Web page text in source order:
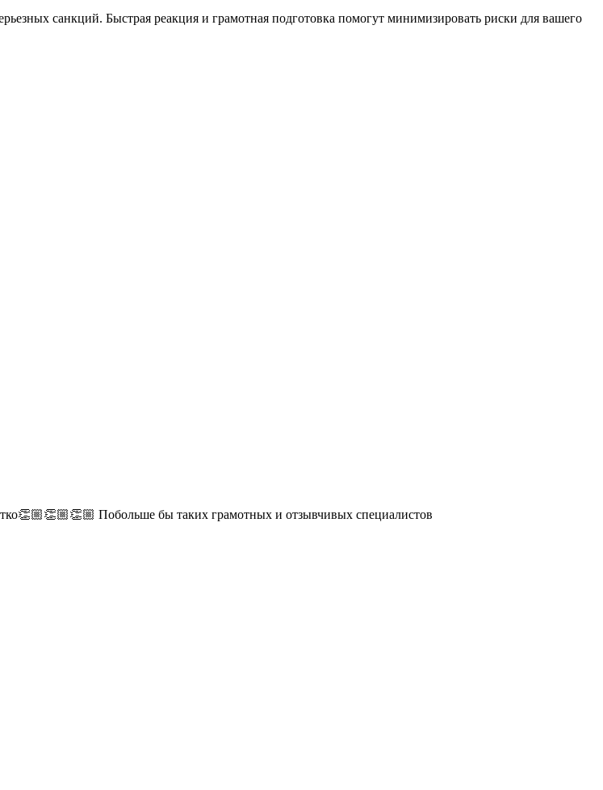
санкций. Быстрая реакция и грамотная подготовка помогут минимизировать риски для вашего
Побольше бы таких грамотных и отзывчивых специалистов